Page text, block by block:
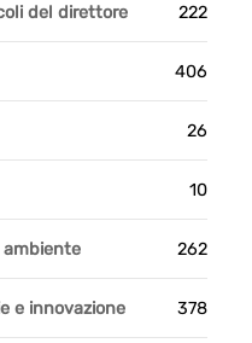
del direttore 222
406
26
10
ambiente 262
e innovazione 378